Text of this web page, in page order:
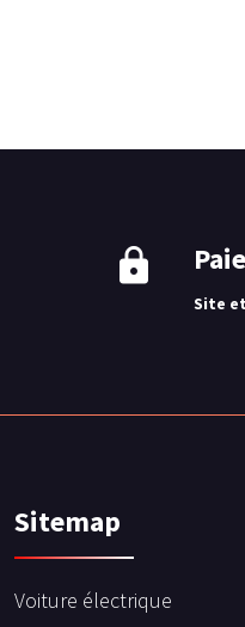
Site
Sitemap
Voiture électrique